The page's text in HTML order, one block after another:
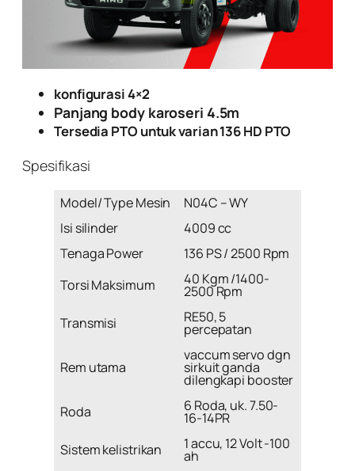
konfigurasi 4×2
Panjang body karoseri 4.5m
Tersedia PTO untuk varian 136 HD PTO
Spesifikasi
Model/ Type Mesin
N04C – WY
Isi silinder
4009 cc
Tenaga Power
136 PS / 2500 Rpm
Torsi Maksimum
40 Kgm /1400-
2500 Rpm
Transmisi
RE50, 5
percepatan
Rem utama
vaccum servo dgn
sirkuit ganda
dilengkapi booster
Roda
6 Roda, uk. 7.50-
16-14PR
Sistem kelistrikan
1 accu, 12 Volt -100
ah